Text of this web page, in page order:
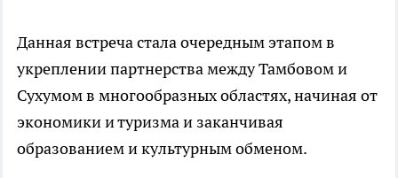
Данная встреча стала очередным этапом в
укреплении партнерства между Тамбовом и
Сухумом в многообразных областях, начиная от
экономики и туризма и заканчивая
образованием и культурным обменом.